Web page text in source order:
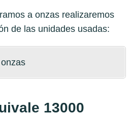
a onzas realizaremos
de las unidades usadas:
13000